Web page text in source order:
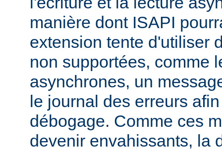
manière dont ISAPI
extension tente d'utiliser
non supportées, comme
asynchrones, un
le journal des erreurs
débogage. Comme ces
devenir envahissants, la